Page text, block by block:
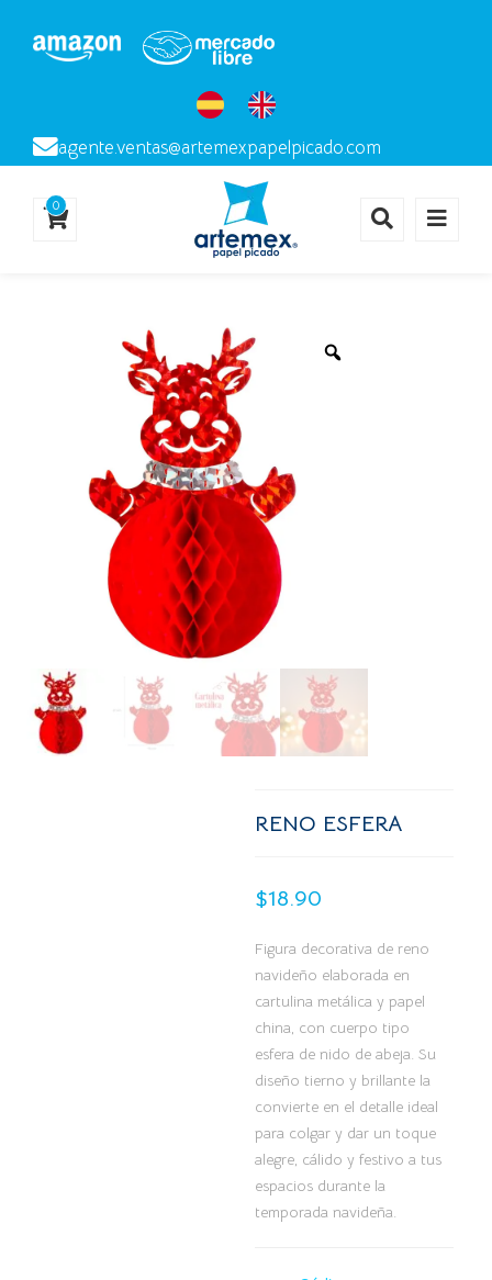
agente.ventas@artemexpapelpicado.com
0
RENO ESFERA
$18.90
Figura decorativa de reno
navideño elaborada en
cartulina metálica y papel
china, con cuerpo tipo
esfera de nido de abeja. Su
diseño tierno y brillante la
convierte en el detalle ideal
para colgar y dar un toque
alegre, cálido y festivo a tus
espacios durante la
temporada navideña.